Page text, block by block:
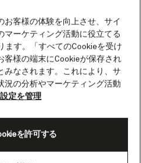
Transatlantic Dreams on board
お客様の体験を向上させ、サイ
マーケティング活動に役立てる
ます。「すべてのCookieを受け
客様の端末にCookieが保存され
みなされます。これにより、サ
況の分析やマーケティング活動
定を管理
を許可する